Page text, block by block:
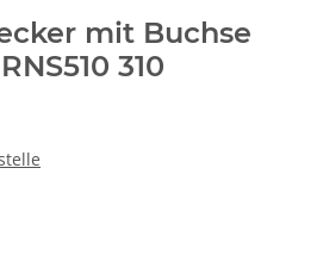
mit Buchse
310